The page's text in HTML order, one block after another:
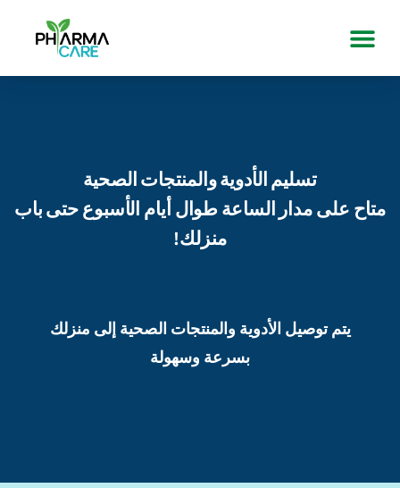
تسليم الأدوية والمنتجات الصحية
متاح على مدار الساعة طوال أيام الأسبوع حتى باب
منزلك!
يتم توصيل الأدوية والمنتجات الصحية إلى منزلك
بسرعة وسهولة